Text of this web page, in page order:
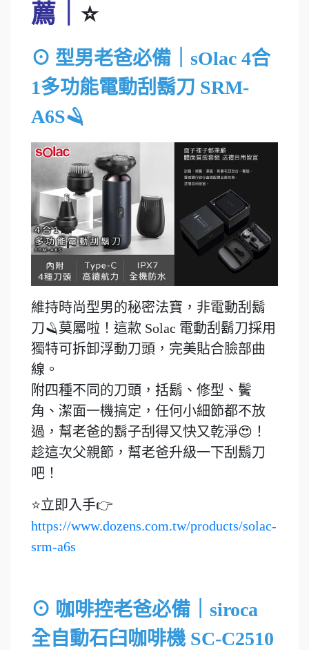
薦｜ ⭐
⊙ 型男老爸必備｜sOlac 4合
1多功能電動刮鬍刀 SRM-
A6S🪒
維持時尚型男的秘密法寶，非電動刮鬍
刀🪒莫屬啦！這款 Solac 電動刮鬍刀採用
獨特可拆卸浮動刀頭，完美貼合臉部曲
線。
附四種不同的刀頭，括鬍、修型、鬢
角、潔面一機搞定，任何小細節都不放
過，幫老爸的鬍子刮得又快又乾淨😍！
趁這次父親節，幫老爸升級一下刮鬍刀
吧！
⭐立即入手👉
https://www.dozens.com.tw/products/solac-
srm-a6s
⊙ 咖啡控老爸必備｜siroca
全自動石臼咖啡機 SC-C2510